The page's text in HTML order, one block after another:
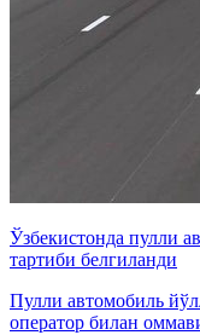
Ўзбекистонда пулли
тартиби белгиланди
Пулли автомобиль
оператор билан